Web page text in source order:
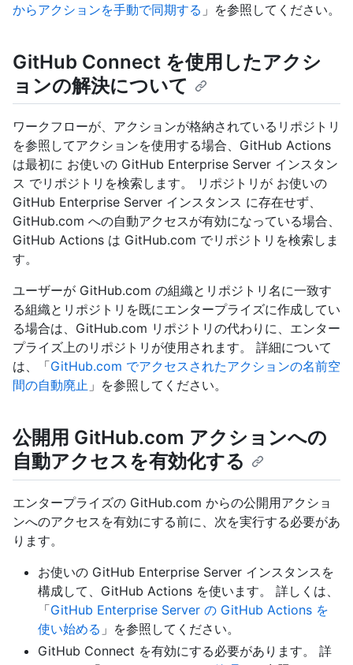
からアクションを手動で同期する 」を参照してください。
GitHub Connect を使用したアクシ
ョンの解決について
ワークフローが、アクションが格納されているリポジトリ
を参照してアクションを使用する場合、GitHub Actions
は最初に お使いの GitHub Enterprise Server インスタン
ス でリポジトリを検索します。 リポジトリが お使いの
GitHub Enterprise Server インスタンス に存在せず、
GitHub.com への自動アクセスが有効になっている場合、
GitHub Actions は GitHub.com でリポジトリを検索しま
す。
ユーザーが GitHub.com の組織とリポジトリ名に一致す
る組織とリポジトリを既にエンタープライズに作成してい
る場合は、GitHub.com リポジトリの代わりに、エンター
プライズ上のリポジトリが使用されます。 詳細について
は、「GitHub.com でアクセスされたアクションの名前空
間の自動廃止 」を参照してください。
公開用 GitHub.com アクションへの
自動アクセスを有効化する
エンタープライズの GitHub.com からの公開用アクショ
ンへのアクセスを有効にする前に、次を実行する必要があ
ります。
お使いの GitHub Enterprise Server インスタンスを
構成して、GitHub Actions を使います。 詳しくは、
「GitHub Enterprise Server の GitHub Actions を
使い始める 」を参照してください。
GitHub Connect を有効にする必要があります。 詳